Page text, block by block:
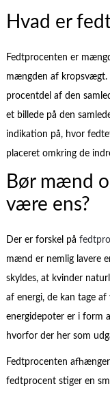
Hvad er
Fedtprocenten er
mængden af kropsvægt.
procentdel af den
et billede på den
indikation på, hvor
placeret omkring de
Bør mænd
være ens?
Der er forskel på
mænd er nemlig lavere
skyldes, at kvinder
af energi, de kan tage
energidepoter er i form
hvorfor der her som
Fedtprocenten
fedtprocent stiger en